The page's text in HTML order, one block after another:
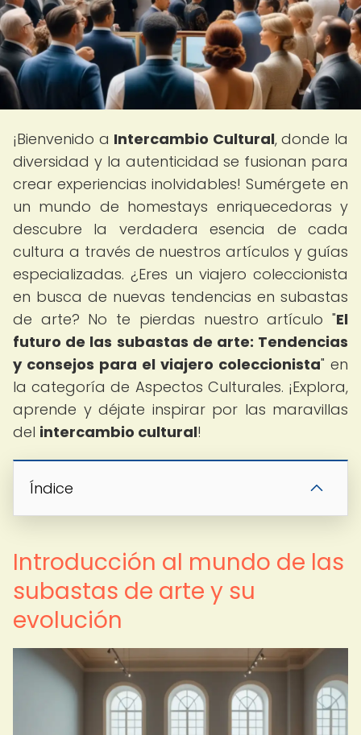
¡Bienvenido a Intercambio Cultural, donde la
diversidad y la autenticidad se fusionan para
crear experiencias inolvidables! Sumérgete en
un mundo de homestays enriquecedoras y
descubre la verdadera esencia de cada
cultura a través de nuestros artículos y guías
especializadas. ¿Eres un viajero coleccionista
en busca de nuevas tendencias en subastas
de arte? No te pierdas nuestro artículo "El
futuro de las subastas de arte: Tendencias
y consejos para el viajero coleccionista" en
la categoría de Aspectos Culturales. ¡Explora,
aprende y déjate inspirar por las maravillas
del intercambio cultural!
Índice
Introducción al mundo de las
subastas de arte y su
evolución